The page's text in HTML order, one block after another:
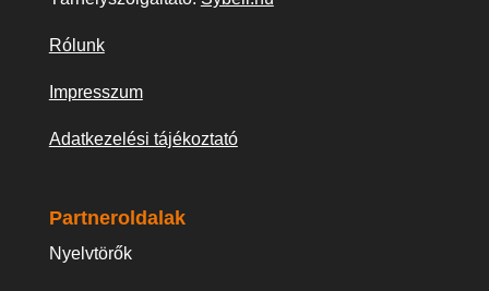
Rólunk
Impresszum
Adatkezelési tájékoztató
Partneroldalak
Nyelvtörők